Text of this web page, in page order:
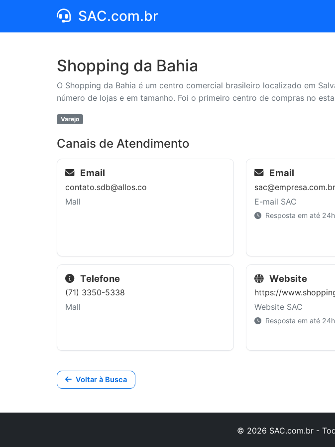
SAC.com.br
Shopping da Bahia
O Shopping da Bahia é um centro comercial brasileiro localizado em
número de lojas e em tamanho. Foi o primeiro centro de compras no
Varejo
Canais de Atendimento
Email
contato.sdb@allos.co
Mall
Email
sac@empresa.com.br
E-mail SAC
Resposta em até 24h
Telefone
(71) 3350-5338
Mall
Website
https://
Website SAC
Resposta em até 24h
Voltar à Busca
© 2026 SAC.com.br -